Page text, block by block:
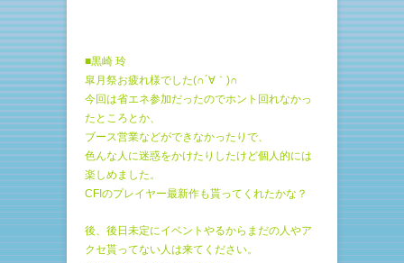
■黒崎 玲
皐月祭お疲れ様でした(∩´∀｀)∩
今回は省エネ参加だったのでホント回れなかっ
たところとか、
ブース営業などができなかったりで、
色んな人に迷惑をかけたりしたけど個人的には
楽しめました。
CFIのプレイヤー最新作も貰ってくれたかな？
後、後日未定にイベントやるからまだの人やア
クセ貰ってない人は来てください。